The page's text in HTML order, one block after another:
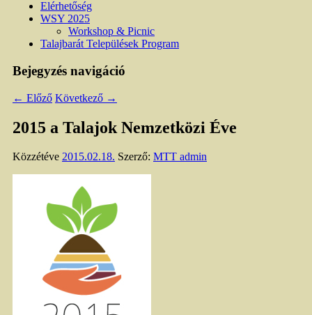
Elérhetőség
WSY 2025
Workshop & Picnic
Talajbarát Települések Program
Bejegyzés navigáció
← Előző Következő →
2015 a Talajok Nemzetközi Éve
Közzétéve 2015.02.18. Szerző: MTT admin